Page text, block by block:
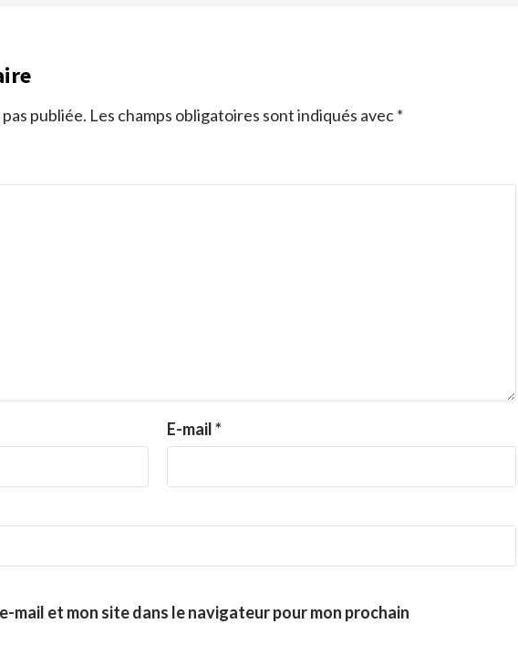
publiée. Les champs obligatoires sont indiqués avec*
E-mail*
mail et mon site dans le navigateur pour mon prochain